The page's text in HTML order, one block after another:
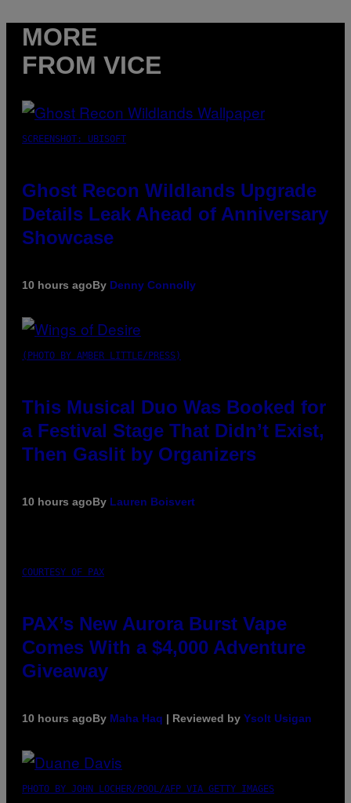
MORE
FROM VICE
SCREENSHOT: UBISOFT
Ghost Recon Wildlands Upgrade
Details Leak Ahead of Anniversary
Showcase
10 hours agoBy Denny Connolly
(PHOTO BY AMBER LITTLE/PRESS)
This Musical Duo Was Booked for
a Festival Stage That Didn’t Exist,
Then Gaslit by Organizers
10 hours agoBy Lauren Boisvert
COURTESY OF PAX
PAX’s New Aurora Burst Vape
Comes With a $4,000 Adventure
Giveaway
10 hours agoBy Maha Haq | Reviewed by Ysolt Usigan
PHOTO BY JOHN LOCHER/POOL/AFP VIA GETTY IMAGES